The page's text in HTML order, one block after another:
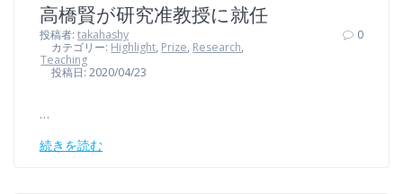
高橋賢が研究准教授に就任
投稿者: takahashy
カテゴリー: Highlight, Prize, Research,
Teaching
投稿日: 2020/04/23
0
…
続きを読む